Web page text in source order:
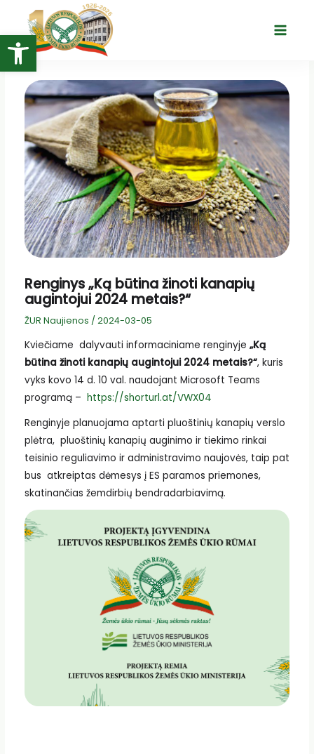
Open toolbar
turinio
Main
Renginys „Ką būtina žinoti kanapių
augintojui 2024 metais?“
ŽUR Naujienos / 2024-03-05
Kviečiame dalyvauti informaciniame renginyje „Ką
būtina žinoti kanapių augintojui 2024 metais?“, kuris
vyks kovo 14 d. 10 val. naudojant Microsoft Teams
programą – https://shorturl.at/VWX04
Renginyje planuojama aptarti pluoštinių kanapių verslo
plėtra, pluoštinių kanapių auginimo ir tiekimo rinkai
teisinio reguliavimo ir administravimo naujovės, taip pat
bus atkreiptas dėmesys į ES paramos priemones,
skatinančias žemdirbių bendradarbiavimą.